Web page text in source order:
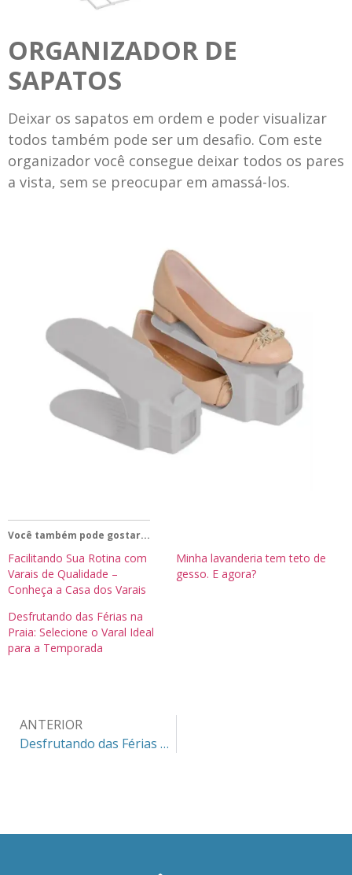
ORGANIZADOR DE
SAPATOS
Deixar os sapatos em ordem e poder visualizar
todos também pode ser um desafio. Com este
organizador você consegue deixar todos os pares
a vista, sem se preocupar em amassá-los.
Você também pode gostar...
Facilitando Sua Rotina com
Varais de Qualidade –
Conheça a Casa dos Varais
Minha lavanderia tem teto de
gesso. E agora?
Desfrutando das Férias na
Praia: Selecione o Varal Ideal
para a Temporada
ANTERIOR
Desfrutando das Férias na Praia: Selecione o Varal Ideal para a Temporada